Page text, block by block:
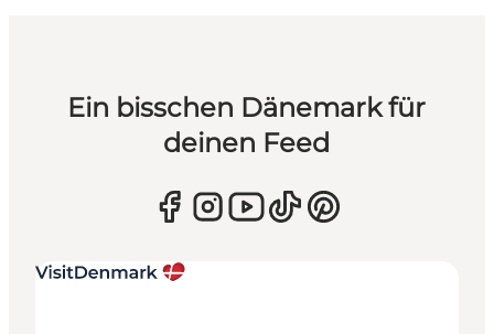
Ein bisschen Dänemark für
deinen Feed